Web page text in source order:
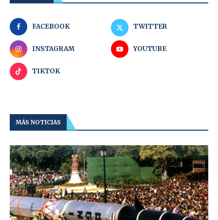
FACEBOOK TWITTER
INSTAGRAM YOUTUBE
TIKTOK
MÁS NOTICIAS